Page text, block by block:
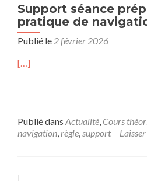
Support séance
pratique de
Publié le 2 février 2026
[…]
Publié dans Actualité, Cours
navigation,règle,support